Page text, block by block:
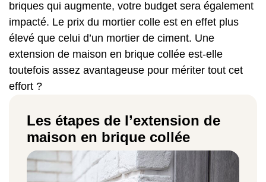
briques qui augmente, votre budget sera également
impacté. Le prix du mortier colle est en effet plus
élevé que celui d’un mortier de ciment. Une
extension de maison en brique collée est-elle
toutefois assez avantageuse pour mériter tout cet
effort ?
Les étapes de l’extension de
maison en brique collée